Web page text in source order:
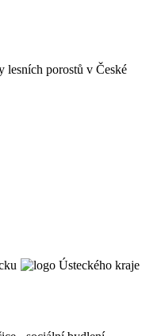
lesních porostů v České